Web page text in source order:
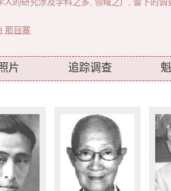
那目寨
片 追踪调查